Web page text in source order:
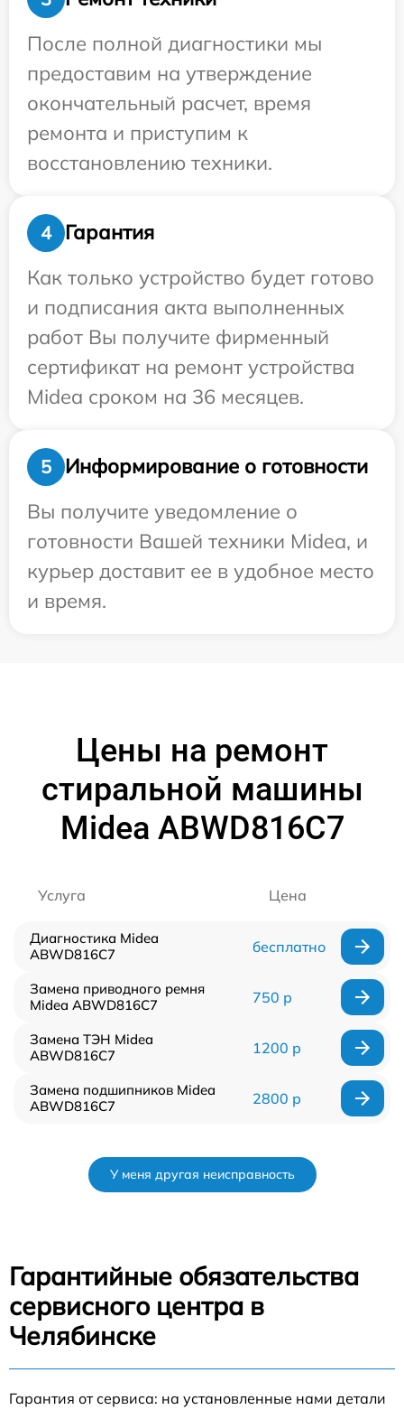
После полной диагностики мы
предоставим на утверждение
окончательный расчет, время
ремонта и приступим к
восстановлению техники.
4
Гарантия
Как только устройство будет готово
и подписания акта выполненных
работ Вы получите фирменный
сертификат на ремонт устройства
Midea сроком на 36 месяцев.
5
Информирование о готовности
Вы получите уведомление о
готовности Вашей техники Midea, и
курьер доставит ее в удобное место
и время.
Цены на ремонт
стиральной машины
Midea ABWD816C7
Услуга Цена
Диагностика Midea
ABWD816C7
бесплатно
Замена приводного ремня
Midea ABWD816C7
750 р
Замена ТЭН Midea
ABWD816C7
1200 р
Замена подшипников Midea
ABWD816C7
2800 р
У меня другая неисправность
Гарантийные обязательства
сервисного центра в
Челябинске
Гарантия от сервиса: на установленные нами детали